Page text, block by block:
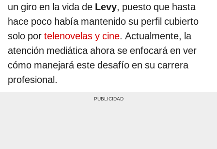
un giro en la vida de Levy, puesto que hasta
hace poco había mantenido su perfil cubierto
solo por telenovelas y cine. Actualmente, la
atención mediática ahora se enfocará en ver
cómo manejará este desafío en su carrera
profesional.